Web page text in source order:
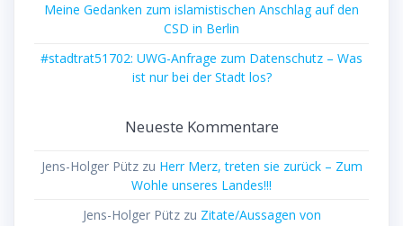
Meine Gedanken zum islamistischen Anschlag auf den
CSD in Berlin
#stadtrat51702: UWG-Anfrage zum Datenschutz – Was
ist nur bei der Stadt los?
Neueste Kommentare
Jens-Holger Pützzu Herr Merz, treten sie zurück – Zum
Wohle unseres Landes!!!
Jens-Holger Pützzu Zitate/Aussagen von